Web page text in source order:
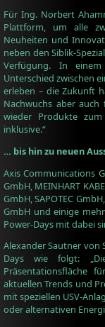
Für Ing. Norbert
Plattform, um alle
Neuheiten und
neben den Siblik-
Verfügung. In
Unterschied zwischen
erleben – die Zukunft
Nachwuchs aber auch
wieder Produkte
inklusive.“
… bis hin zu neuen
Axis Communications
GmbH, MEINHART
GmbH, SAPOTEC
GmbH und einige
Power-Days mit dabei
Alexander Sautner von
Days wie folgt:
Präsentationsfläche
aktuellen Trends und
mit speziellen USV-
oder alternativen